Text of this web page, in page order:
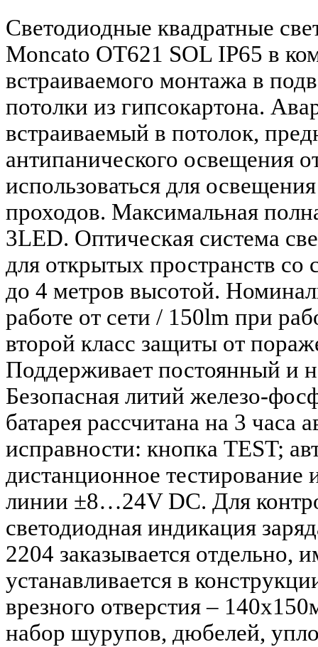
Светодиодные квадратные
Moncato OT621 SOL IP65 в
встраиваемого монтажа в
потолки из гипсокартона.
встраиваемый в потолок,
антипанического освещения
использоваться для
проходов. Максимальная
3LED. Оптическая система
для открытых пространств
до 4 метров высотой.
работе от сети / 150lm при
второй класс защиты от
Поддерживает постоянный и
Безопасная литий железо-
батарея рассчитана на 3
исправности: кнопка TEST;
дистанционное тестирование
линии ±8…24V DC. Для
светодиодная индикация
2204 заказывается отдельно,
устанавливается в
врезного отверстия –
набор шурупов, дюбелей,